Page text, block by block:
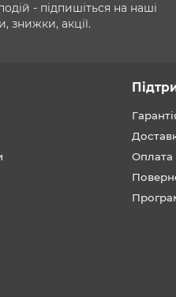
- підпишіться на наші
знижки, акції.
Оплата